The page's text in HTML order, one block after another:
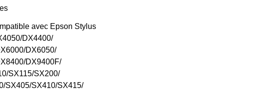
avec Epson Stylus
DX4400/
DX6050/
DX9400F/
SX115/SX200/
SX405/SX410/SX415/